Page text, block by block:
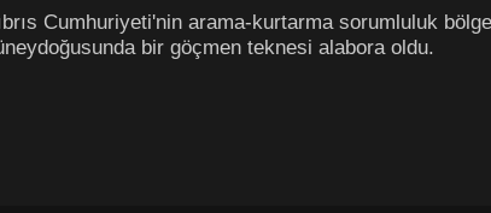
Cumhuriyeti'nin arama-kurtarma sorumluluk
bir göçmen teknesi alabora oldu.